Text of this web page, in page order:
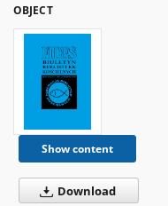
OBJECT
Show content
Download